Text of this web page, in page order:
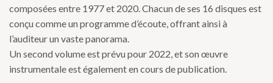
composées entre 1977 et 2020. Chacun de ses 16 disques est
conçu comme un programme d’écoute, offrant ainsi à
l’auditeur un vaste panorama.
Un second volume est prévu pour 2022, et son œuvre
instrumentale est également en cours de publication.